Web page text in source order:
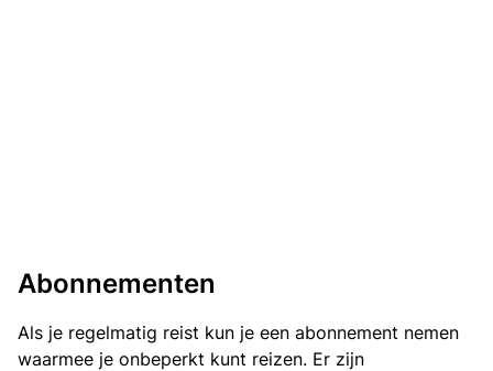
Abonnementen
Als je regelmatig reist kun je een abonnement nemen
waarmee je onbeperkt kunt reizen. Er zijn